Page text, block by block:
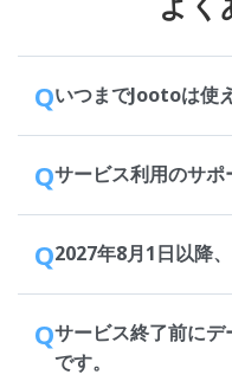
QいつまでJootoは使
Qサービス利用のサポ
Q2027年8月1日以降
Qサービス終了前に
です。